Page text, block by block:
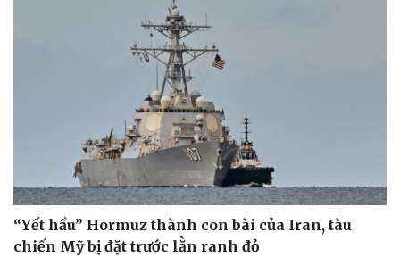
“Yết hầu” Hormuz thành con bài của Iran, tàu
chiến Mỹ bị đặt trước lằn ranh đỏ